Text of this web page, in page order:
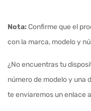
Nota:Confirme que el
con la marca, modelo y
¿No encuentras tu
número de modelo y una
te enviaremos un enlace